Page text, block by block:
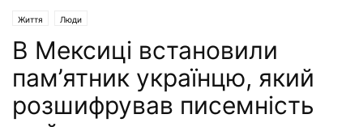
Життя Люди
В Мексиці встановили
пам’ятник українцю, який
розшифрував писемність